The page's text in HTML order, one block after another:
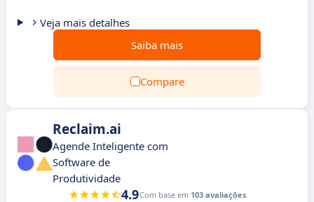
Veja mais detalhes
Saiba mais
Compare
Reclaim.ai
Agende Inteligente com
Software de
Produtividade
4.9Com base em 103 avaliações